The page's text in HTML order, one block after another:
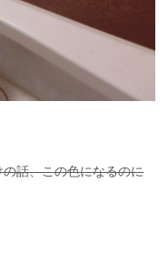
の話、この色になるのに